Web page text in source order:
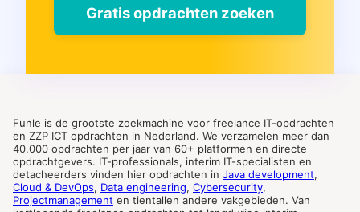
Gratis opdrachten zoeken
Funle is de grootste zoekmachine voor freelance IT-opdrachten
en ZZP ICT opdrachten in Nederland. We verzamelen meer dan
40.000 opdrachten per jaar van 60+ platformen en directe
opdrachtgevers. IT-professionals, interim IT-specialisten en
detacheerders vinden hier opdrachten in Java development,
Cloud & DevOps, Data engineering, Cybersecurity,
Projectmanagement en tientallen andere vakgebieden. Van